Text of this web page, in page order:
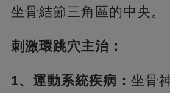
坐骨結節三角區的中央。
刺激環跳穴主治：
1、運動系統疾病： 坐骨